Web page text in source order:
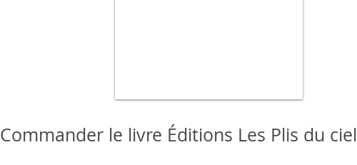
Commander le livre Éditions Les Plis du ciel